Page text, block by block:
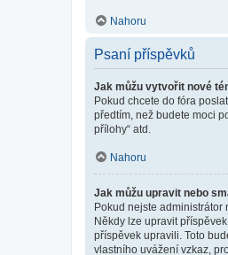
Nahoru
Psaní příspěvků
Jak můžu vytvořit nové
Pokud chcete do fóra
předtím, než budete moci
přílohy“ atd.
Nahoru
Jak můžu upravit nebo
Pokud nejste administrátor
Někdy lze upravit
příspěvek upravili. Toto
vlastního uvážení vzkaz,